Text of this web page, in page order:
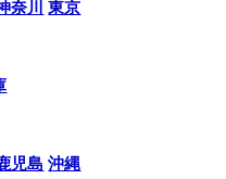
奈川
東京
児島 沖縄